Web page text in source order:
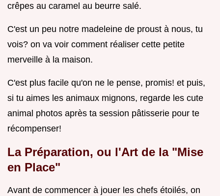
crêpes au caramel au beurre salé.
C'est un peu notre madeleine de proust à nous, tu
vois? on va voir comment réaliser cette petite
merveille à la maison.
C'est plus facile qu'on ne le pense, promis! et puis,
si tu aimes les animaux mignons, regarde les cute
animal photos après ta session pâtisserie pour te
récompenser!
La Préparation, ou l'Art de la "Mise
en Place"
Avant de commencer à jouer les chefs étoilés, on